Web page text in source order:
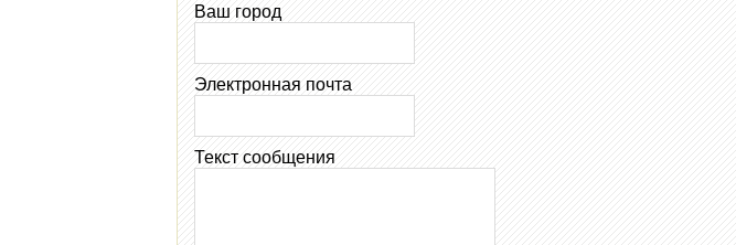
Ваш город
Электронная почта
Текст сообщения